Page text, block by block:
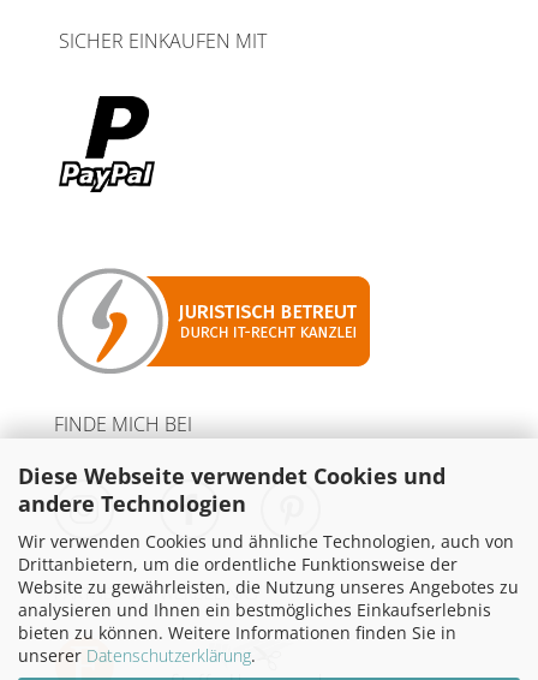
Diese Webseite verwendet Cookies und
andere Technologien
Wir verwenden Cookies und ähnliche Technologien, auch von
Drittanbietern, um die ordentliche Funktionsweise der
Website zu gewährleisten, die Nutzung unseres Angebotes zu
analysieren und Ihnen ein bestmögliches Einkaufserlebnis
bieten zu können. Weitere Informationen finden Sie in
unserer Datenschutzerklärung.
SICHER EINKAUFEN MIT
FINDE MICH BEI
PARTNER MIT WERBELINKS